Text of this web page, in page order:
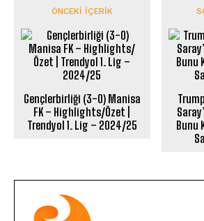
ÖNCEKI İÇERIK
Gençlerbirliği (3-0) Manisa
FK – Highlights/Özet |
Trendyol 1. Lig – 2024/25
Bunu